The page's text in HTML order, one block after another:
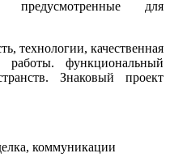
для
технологии, качественная
функциональный
Знаковый проект
коммуникации